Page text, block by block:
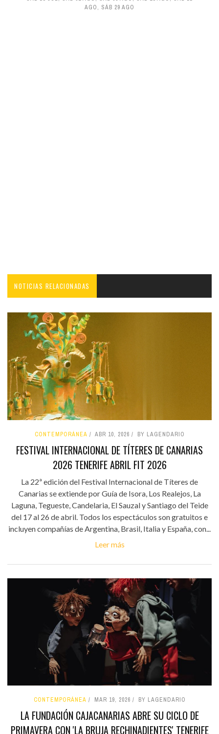
AGO, SÁB 29 AGO
NOTICIAS RELACIONADAS
CONTEMPORÁNEA ABR 10, 2026 BY LAGENDARIO
FESTIVAL INTERNACIONAL DE TÍTERES DE CANARIAS
2026 TENERIFE ABRIL FIT 2026
La 22ª edición del Festival Internacional de Títeres de
Canarias se extiende por Guía de Isora, Los Realejos, La
Laguna, Tegueste, Candelaria, El Sauzal y Santiago del Teide
del 17 al 26 de abril. Todos los espectáculos son gratuitos e
incluyen compañías de Argentina, Brasil, Italia y España, con...
Leer más
CONTEMPORÁNEA MAR 19, 2026 BY LAGENDARIO
LA FUNDACIÓN CAJACANARIAS ABRE SU CICLO DE
PRIMAVERA CON 'LA BRUJA RECHINADIENTES' TENERIFE